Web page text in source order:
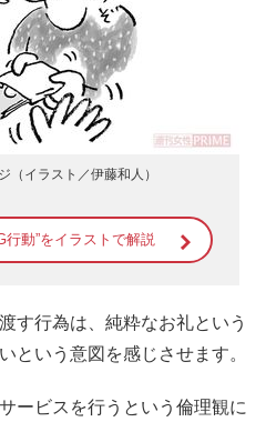
（イラスト／伊藤和人）
行動”をイラストで解説
す行為は、純粋なお礼という
という意図を感じさせます。
ービスを行うという倫理観に